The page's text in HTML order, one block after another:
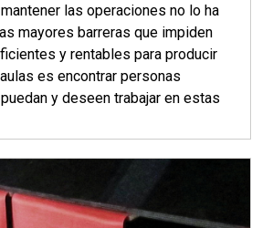
las operaciones no lo ha
mayores barreras que impiden
y rentables para producir
es encontrar personas
y deseen trabajar en estas